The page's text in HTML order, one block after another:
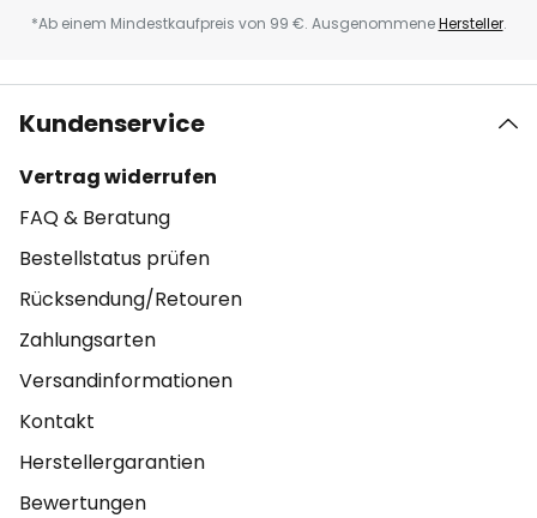
*Ab einem Mindestkaufpreis von 99 €. AusgenommeneHersteller.
Kundenservice
Vertrag widerrufen
FAQ & Beratung
Bestellstatus prüfen
Rücksendung/Retouren
Zahlungsarten
Versandinformationen
Kontakt
Herstellergarantien
Bewertungen